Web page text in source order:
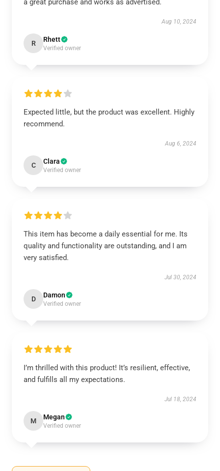
a great purchase and works as advertised.
Aug 10, 2024
R Rhett
Verified owner
Expected little, but the product was excellent. Highly
recommend.
Aug 6, 2024
C Clara
Verified owner
This item has become a daily essential for me. Its
quality and functionality are outstanding, and I am
very satisfied.
Jul 30, 2024
D Damon
Verified owner
I’m thrilled with this product! It’s resilient, effective,
and fulfills all my expectations.
Jul 18, 2024
M Megan
Verified owner